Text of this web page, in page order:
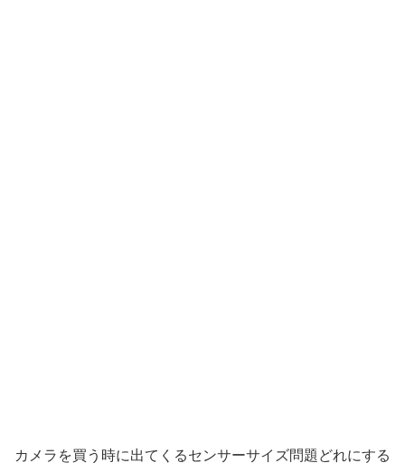
カメラを買う時に出てくるセンサーサイズ問題どれにする